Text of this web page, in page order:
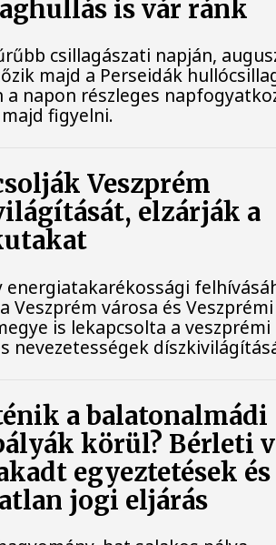
is vár ránk
csillagászati napján,
majd a Perseidák
a napon részleges
figyelni.
Veszprém
elzárják a
energiatakarékossági
Veszprém városa és Veszprémi
is lekapcsolta a veszprémi
nevezetességek
a balatonalmádi
körül? Bérleti
egyeztetések
jogi eljárás